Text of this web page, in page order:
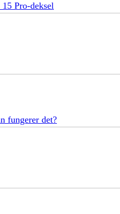
Pro-deksel
fungerer det?